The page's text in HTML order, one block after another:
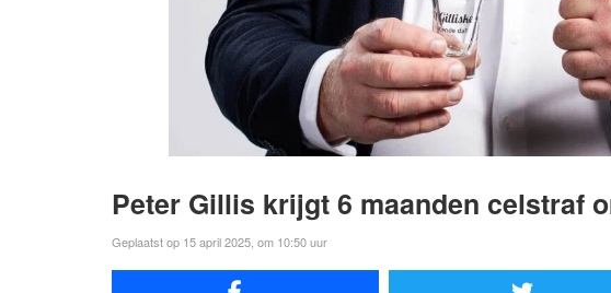
Peter Gillis krijgt 6 maanden celstraf
Geplaatst op 15 april 2025, om 10:50 uur